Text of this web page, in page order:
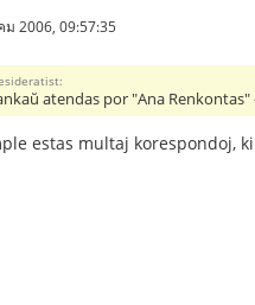
ม 2006, 09:57:35
atendas por "Ana
estas multaj korespondoj,